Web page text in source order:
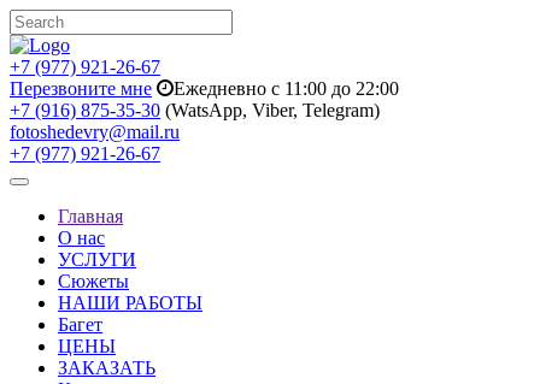
+7 (977) 921-26-67
Перезвоните мне
Ежедневно с 11:00 до 22:00
+7 (916) 875-35-30 (WatsApp, Viber, Telegram)
fotoshedevry@mail.ru
+7 (977) 921-26-67
Toggle
navigationГлавная
О нас
УСЛУГИ
Сюжеты
НАШИ РАБОТЫ
Багет
ЦЕНЫ
ЗАКАЗАТЬ